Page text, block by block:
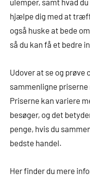
ulemper, samt hvad
hjælpe dig med at
også huske at bede
så du kan få et bedre
Udover at se og prøve
sammenligne
Priserne kan variere
besøger, og det
penge, hvis du
bedste handel.
Her finder du mere